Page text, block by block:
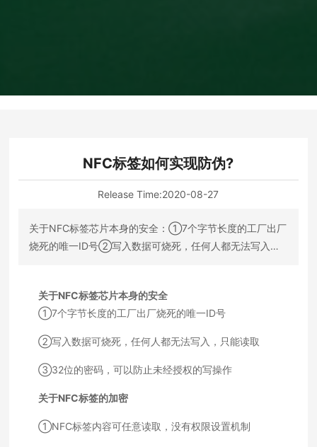
NFC标签如何实现防伪?
Release Time:2020-08-27
关于NFC标签芯片本身的安全：①7个字节长度的工厂出厂
烧死的唯一ID号②写入数据可烧死，任何人都无法写入，
关于NFC标签芯片本身的安全
①7个字节长度的工厂出厂烧死的唯一ID号
②写入数据可烧死，任何人都无法写入，只能读取
③32位的密码，可以防止未经授权的写操作
关于NFC标签的加密
①NFC标签内容可任意读取，没有权限设置机制